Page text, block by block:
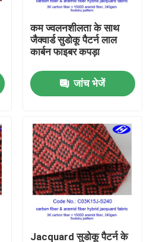
कम ज्वलनशीलता के साथ
जैक्वार्ड सुडोकू पैटर्न लाल
कार्बन फाइबर कपड़ा
जांच भेजें
Jacquard सुडोकू पैटर्न के